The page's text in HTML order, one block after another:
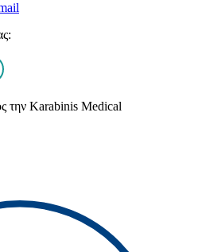
την Karabinis Medical